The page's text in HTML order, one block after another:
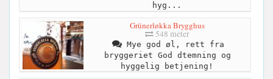
hyg...
Grünerløkka Brygghus
548 meter
Mye god øl, rett fra
bryggeriet God dtemning og
hyggelig betjening!